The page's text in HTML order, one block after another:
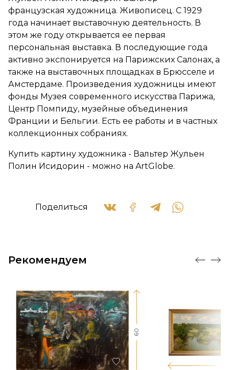
французская художница. Живописец. С 1929
года начинает выставочную деятельность. В
этом же году открывается ее первая
персональная выставка. В последующие года
активно экспонируется на Парижских Салонах, а
также на выставочных площадках в Брюсселе и
Амстердаме. Произведения художницы имеют
фонды Музея современного искусства Парижа,
Центр Помпиду, музейные объединения
Франции и Бельгии. Есть ее работы и в частных
коллекционных собраниях.
Купить картину художника - Вальтер Жульен
Полин Исидорин - можно на ArtGlobe.
Поделиться
Рекомендуем
60
174